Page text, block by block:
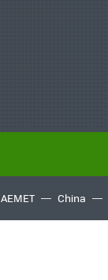
AEMET China